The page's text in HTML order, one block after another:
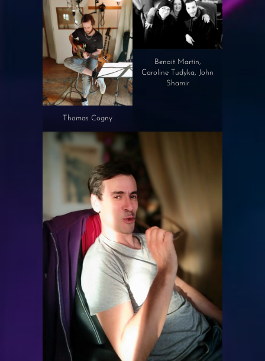
Thomas Cogny
Benoit Martin,
Caroline Tudyka, John
Shamir